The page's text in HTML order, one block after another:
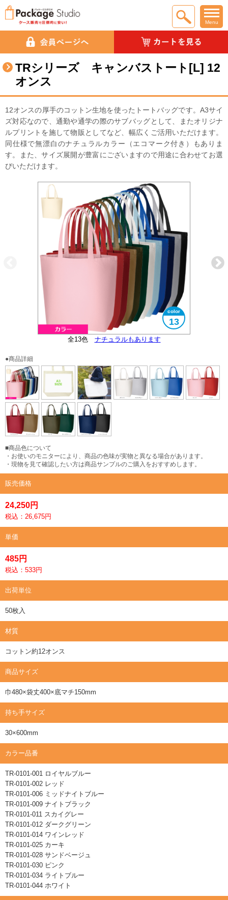
Menu
TRシリーズ キャンバストート[L] 12
オンス
12オンスの厚手のコットン生地を使ったトートバッグです。A3サイ
ズ対応なので、通勤や通学の際のサブバッグとして、またオリジナ
ルプリントを施して物販としてなど、幅広くご活用いただけます。
同仕様で無漂白のナチュラルカラー（エコマーク付き）もありま
す。また、サイズ展開が豊富にございますので用途に合わせてお選
びいただけます。
全13色 ナチュラルもあります
13
A3サイズ対応
大きさイメージ
●商品詳細
■商品色について
・お使いのモニターにより、商品の色味が実物と異なる場合があります。
・現物を見て確認したい方は商品サンプルのご購入をおすすめします。
販売価格
24,250円
税込：26,675円
単価
485円
税込：533円
出荷単位
50枚入
材質
コットン約12オンス
商品サイズ
巾480×袋丈400×底マチ150mm
持ち手サイズ
30×600mm
カラー品番
TR-0101-001 ロイヤルブルー
TR-0101-002 レッド
TR-0101-006 ミッドナイトブルー
TR-0101-009 ナイトブラック
TR-0101-011 スカイグレー
TR-0101-012 ダークグリーン
TR-0101-014 ワインレッド
TR-0101-025 カーキ
TR-0101-028 サンドベージュ
TR-0101-030 ピンク
TR-0101-034 ライトブルー
TR-0101-044 ホワイト